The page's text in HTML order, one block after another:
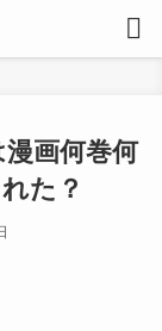
画何巻何
た？